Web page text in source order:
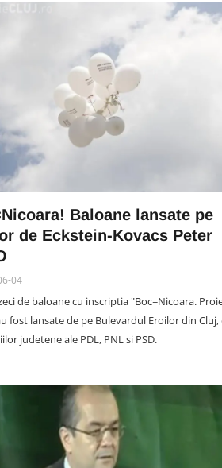
Baloane lansate pe
de Eckstein-Kovacs Peter
04
de baloane cu inscriptia "Boc=Nicoara.
fost lansate de pe Bulevardul Eroilor din Cluj,
judetene ale PDL, PNL si PSD.
sau Jandarmerie”
07 August 09:41
SOCIAL
casă într-un supermarket
Cluj. Clujeancă: „O lămâie
costat 10 lei. Avea 200 de
cântarul a marcat 822